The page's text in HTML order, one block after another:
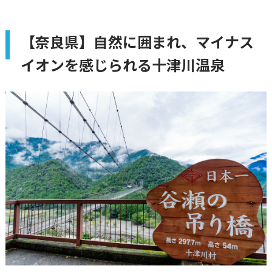
【奈良県】自然に囲まれ、マイナス
イオンを感じられる十津川温泉